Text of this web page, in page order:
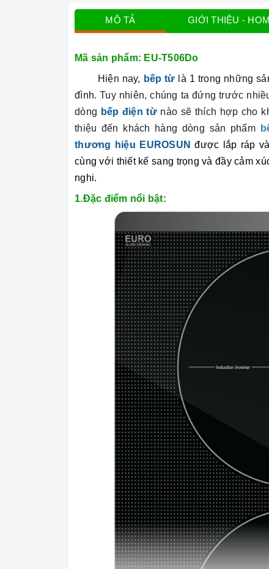
MÔ TẢ GIỚI THIỆU -
Mã sản phẩm: EU-T506Do
Hiện nay, bếp từ là 1 trong những
đình. Tuy nhiên, chúng ta đứng trước
dòng bếp điện từnào sẽ thích hợp cho
thiệu đến khách hàng dòng sản phẩm
thương hiệu EUROSUN được lắp ráp
cùng với thiết kế sang trọng và đầy cảm
nghi.
1.Đặc điểm nổi bật: